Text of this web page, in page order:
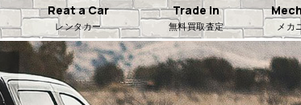
Reat a Car
レンタカー
Trade in
無料買取査定 メカ